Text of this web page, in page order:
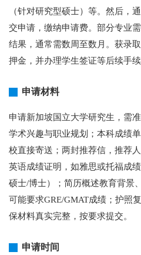
（针对研究型硕士）等。然后，
交申请，缴纳申请费。部分专业
结果，通常需数周至数月。获录
押金，并办理学生签证等后续手续
申请材料
申请新加坡国立大学研究生，需
学术兴趣与职业规划；本科成绩
校直接寄送；两封推荐信，推荐
英语成绩证明，如雅思或托福成
硕士/博士）；简历概述教育背景
可能要求GRE/GMAT成绩；护照
保材料真实完整，按要求提交。
申请时间